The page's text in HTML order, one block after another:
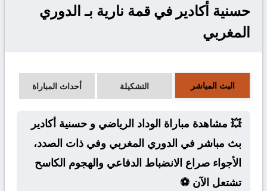
حسنية أكادير في قمة نارية بـ الدوري
المغربي
البث المباشر التشكيلة أحداث المباراة
💥 مشاهدة مباراة الوداد الرياضي و حسنية أكادير
بث مباشر في الدوري المغربي وفي ذات الصدد،
الأجواء صراع الانضباط الدفاعي والهجوم الكاسح
تشتعل الآن ⚽